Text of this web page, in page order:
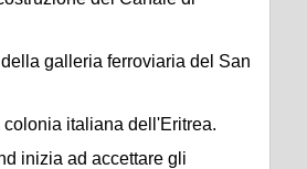
galleria ferroviaria del San
italiana dell'Eritrea.
inizia ad accettare gli